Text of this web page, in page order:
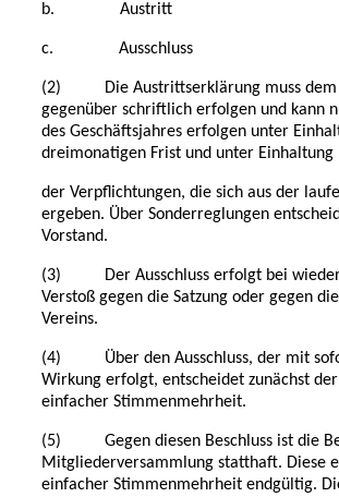
b. Austritt
c. Ausschluss
(2) Die Austrittserklärung muss dem
gegenüber schriftlich erfolgen und kann
des Geschäftsjahres erfolgen unter
dreimonatigen Frist und unter Einhaltung
der Verpflichtungen, die sich aus der
ergeben. Über Sonderreglungen
Vorstand.
(3) Der Ausschluss erfolgt bei
Verstoß gegen die Satzung oder gegen
Vereins.
(4) Über den Ausschluss, der mit
Wirkung erfolgt, entscheidet zunächst
einfacher Stimmenmehrheit.
(5) Gegen diesen Beschluss ist die
Mitgliederversammlung statthaft. Diese
einfacher Stimmenmehrheit endgültig.